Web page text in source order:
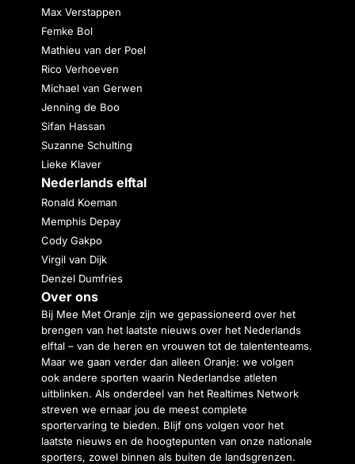
Max Verstappen
Femke Bol
Mathieu van der Poel
Rico Verhoeven
Michael van Gerwen
Jenning de Boo
Sifan Hassan
Suzanne Schulting
Lieke Klaver
Nederlands elftal
Ronald Koeman
Memphis Depay
Cody Gakpo
Virgil van Dijk
Denzel Dumfries
Over ons
Bij Mee Met Oranje zijn we gepassioneerd over het
brengen van het laatste nieuws over het Nederlands
elftal – van de heren en vrouwen tot de talententeams.
Maar we gaan verder dan alleen Oranje: we volgen
ook andere sporten waarin Nederlandse atleten
uitblinken. Als onderdeel van het Realtimes Network
streven we ernaar jou de meest complete
sportervaring te bieden. Blijf ons volgen voor het
laatste nieuws en de hoogtepunten van onze nationale
sporters, zowel binnen als buiten de landsgrenzen.